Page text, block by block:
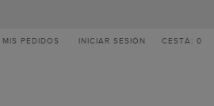
MIS PEDIDOS INICIAR SESIÓN CESTA: 0